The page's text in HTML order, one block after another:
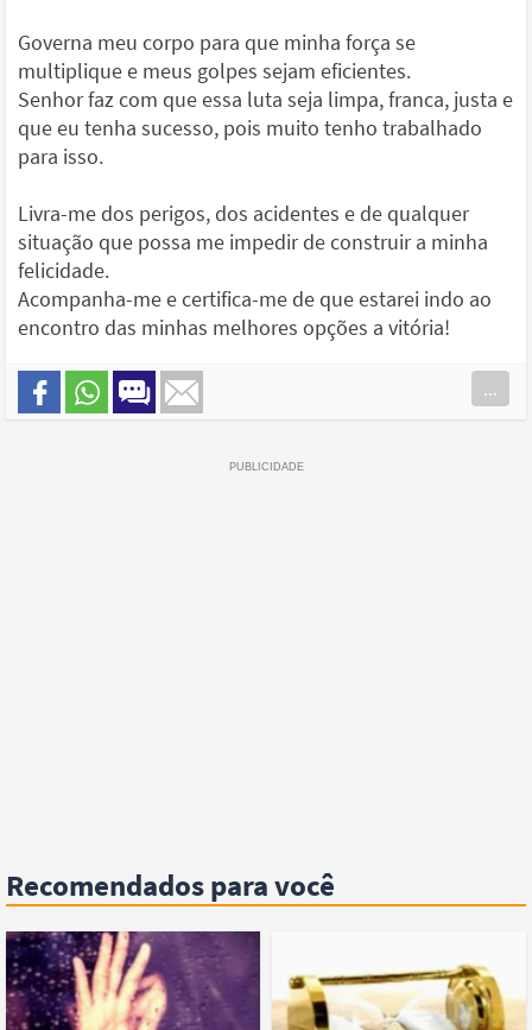
Governa meu corpo para que minha força se
multiplique e meus golpes sejam eficientes.
Senhor faz com que essa luta seja limpa, franca, justa e
que eu tenha sucesso, pois muito tenho trabalhado
para isso.
Livra-me dos perigos, dos acidentes e de qualquer
situação que possa me impedir de construir a minha
felicidade.
Acompanha-me e certifica-me de que estarei indo ao
encontro das minhas melhores opções a vitória!
...
Recomendados para você